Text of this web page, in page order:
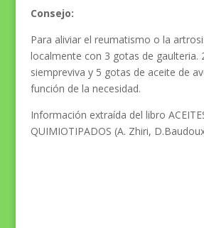
Consejo:
Para aliviar el reumatismo o la
localmente con 3 gotas de gaulteria.
siempreviva y 5 gotas de aceite de
función de la necesidad.
Información extraída del libro
QUIMIOTIPADOS (A. Zhiri,